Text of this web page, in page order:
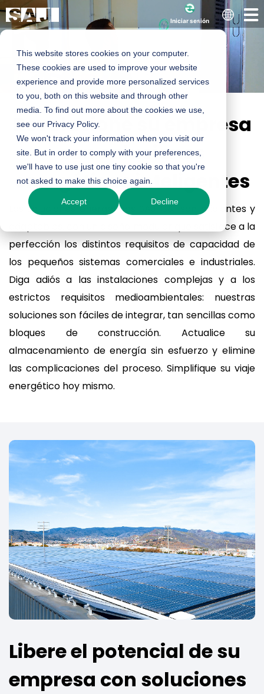
This website stores cookies on your computer.
These cookies are used to improve your website
experience and provide more personalized services
to you, both on this website and through other
media. To find out more about the cookies we use,
see our Privacy Policy.
We won't track your information when you visit our
site. But in order to comply with your preferences,
we'll have to use just one tiny cookie so that you're
not asked to make this choice again.
Accept Decline
Iniciar sesión
Más allá del
almacenamiento,
potencie su negocio
Revolucione su empresa
con soluciones
energéticas inteligentes
Las soluciones energéticas SAJ C&I son eficientes y
adaptables, con un diseño modular que satisface a la
perfección los distintos requisitos de capacidad de
los pequeños sistemas comerciales e industriales.
Diga adiós a las instalaciones complejas y a los
estrictos requisitos medioambientales: nuestras
soluciones son fáciles de integrar, tan sencillas como
bloques de construcción. Actualice su
almacenamiento de energía sin esfuerzo y elimine
las complicaciones del proceso. Simplifique su viaje
energético hoy mismo.
Libere el potencial de su
empresa con soluciones